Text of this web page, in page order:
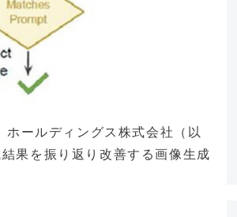
ールディングス株式会社（以
果を振り返り改善する画像生成